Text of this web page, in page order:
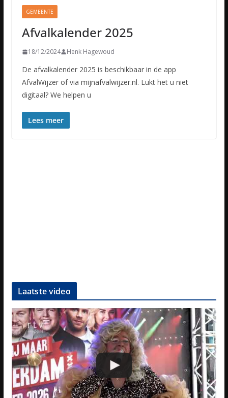
GEMEENTE
Afvalkalender 2025
18/12/2024 Henk Hagewoud
De afvalkalender 2025 is beschikbaar in de app
AfvalWijzer of via mijnafvalwijzer.nl. Lukt het u niet
digitaal? We helpen u
Lees meer
Laatste video